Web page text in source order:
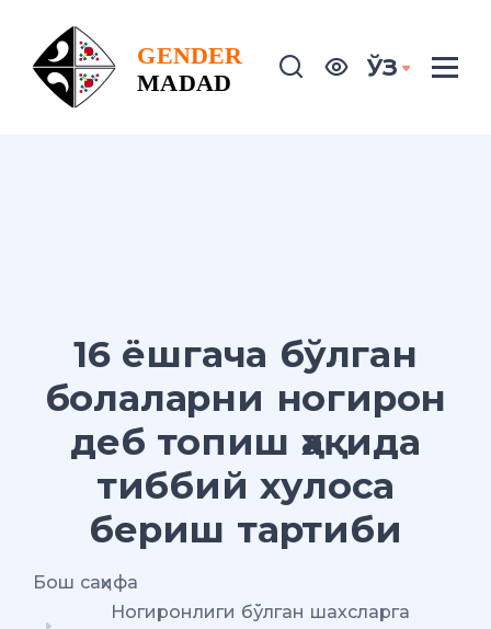
ЎЗ
16 ёшгача бўлган
болаларни ногирон
деб топиш ҳақида
тиббий хулоса
бериш тартиби
Бош саҳифа
Ногиронлиги бўлган шахсларга